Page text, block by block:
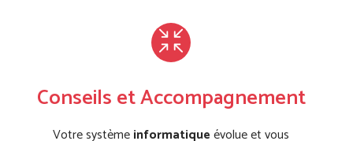
Conseils et Accompagnement
Votre systèmeinformatiqueévolue et vous